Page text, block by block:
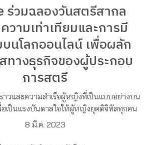
ร่วมฉลองวันสตรีสากล
วามเท่าเทียมและการมี
นโลกออนไลน์ เพื่อผลัก
ทางธุรกิจของผู้ประกอบ
การสตรี
าวและความสำเร็จผู้หญิงที่เป็นแบบอย่างบน
อเป็นแรงบันดาลใจให้ผู้หญิงยุคดิจิทัลทุกคน
8 มี.ค. 2023